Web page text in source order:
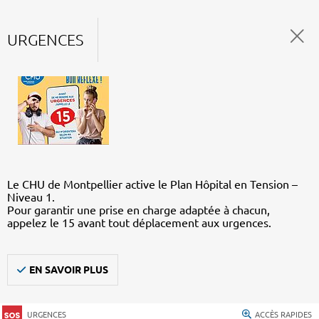
URGENCES
Le CHU de Montpellier active le Plan Hôpital en Tension –
Niveau 1.
Pour garantir une prise en charge adaptée à chacun,
appelez le 15 avant tout déplacement aux urgences.
EN SAVOIR PLUS
URGENCES ACCÈS RAPIDES